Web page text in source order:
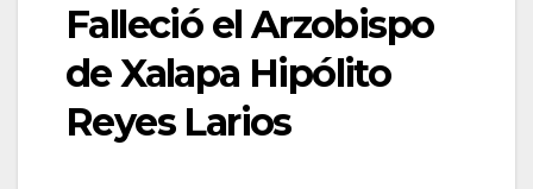
Falleció el Arzobispo
de Xalapa Hipólito
Reyes Larios